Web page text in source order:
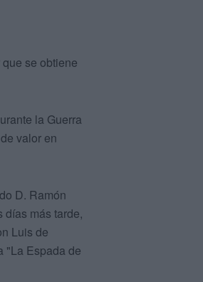
se obtiene
la Guerra
valor en
D. Ramón
días más tarde,
Luis de
"La Espada de